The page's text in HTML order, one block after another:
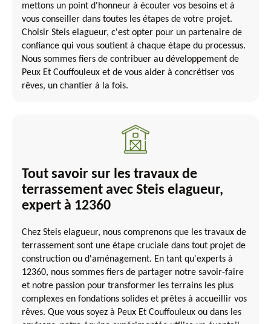
mettons un point d'honneur à écouter vos besoins et à
vous conseiller dans toutes les étapes de votre projet.
Choisir Steis elagueur, c'est opter pour un partenaire de
confiance qui vous soutient à chaque étape du processus.
Nous sommes fiers de contribuer au développement de
Peux Et Couffouleux et de vous aider à concrétiser vos
rêves, un chantier à la fois.
Tout savoir sur les travaux de
terrassement avec Steis elagueur,
expert à 12360
Chez Steis elagueur, nous comprenons que les travaux de
terrassement sont une étape cruciale dans tout projet de
construction ou d'aménagement. En tant qu'experts à
12360, nous sommes fiers de partager notre savoir-faire
et notre passion pour transformer les terrains les plus
complexes en fondations solides et prêtes à accueillir vos
rêves. Que vous soyez à Peux Et Couffouleux ou dans les